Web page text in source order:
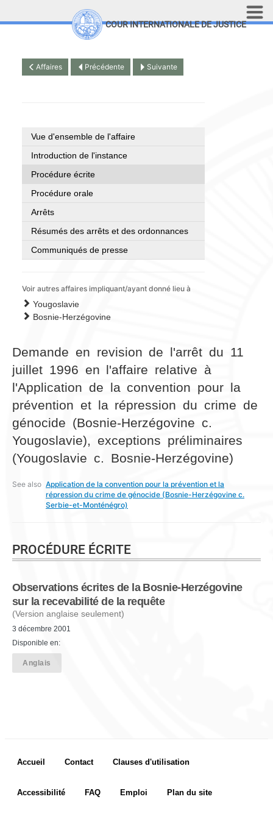
Aller au contenu principal
COUR INTERNATIONALE DE JUSTICE
Demande en revision de l'arrêt du 11
juillet 1996 en l'affaire relative à
l'Application de la convention pour la
prévention et la répression du crime de
génocide (Bosnie-Herzégovine c.
Yougoslavie), exceptions préliminaires
(Yougoslavie c. Bosnie-Herzégovine)
See also Application de la convention pour la prévention et la
répression du crime de génocide (Bosnie-Herzégovine c.
Serbie-et-Monténégro)
PROCÉDURE ÉCRITE
Observations écrites de la Bosnie-Herzégovine
sur la recevabilité de la requête
(Version anglaise seulement)
3 décembre 2001
Disponible en:
Anglais
Affaires Précédente Suivante
Vue d'ensemble de l'affaire
Introduction de l'instance
Procédure écrite
Procédure orale
Arrêts
Résumés des arrêts et des ordonnances
Communiqués de presse
Voir autres affaires impliquant/ayant donné lieu à
Yougoslavie
Bosnie-Herzégovine
Top Menu
Recherche sur le site
Footer menu
Accueil Contact Clauses d'utilisation
Accessibilité FAQ Emploi Plan du site